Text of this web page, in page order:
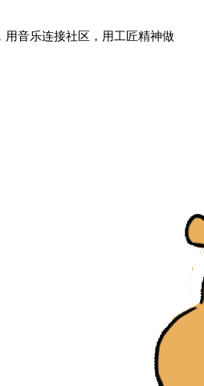
用音乐连接社区，用工匠精神做